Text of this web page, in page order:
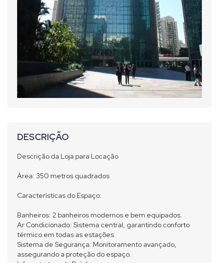
DESCRIÇÃO
Descrição da Loja para Locação
Área: 350 metros quadrados
Características do Espaço:
Banheiros: 2 banheiros modernos e bem equipados.
Ar Condicionado: Sistema central, garantindo conforto
térmico em todas as estações.
Sistema de Segurança: Monitoramento avançado,
assegurando a proteção do espaço.